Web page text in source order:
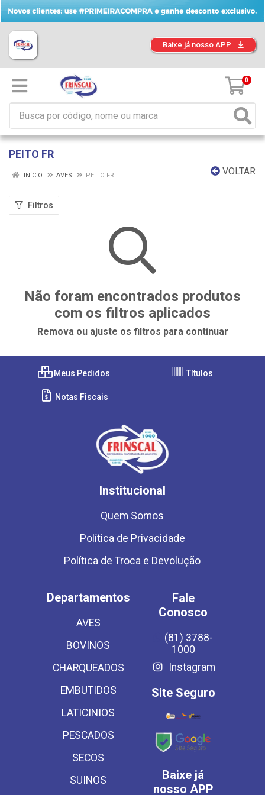
Baixe já nosso APP
0
PEITO FR
VOLTAR
INÍCIO AVES PEITO FR
Filtros
Não foram encontrados produtos
com os filtros aplicados
Remova ou ajuste os filtros para continuar
Meus Pedidos Títulos
Notas Fiscais
Institucional
Quem Somos
Política de Privacidade
Política de Troca e Devolução
Departamentos
AVES
BOVINOS
CHARQUEADOS
EMBUTIDOS
LATICINIOS
PESCADOS
SECOS
SUINOS
Fale
Conosco
(81) 3788-
1000
Instagram
Site Seguro
Baixe já
nosso APP